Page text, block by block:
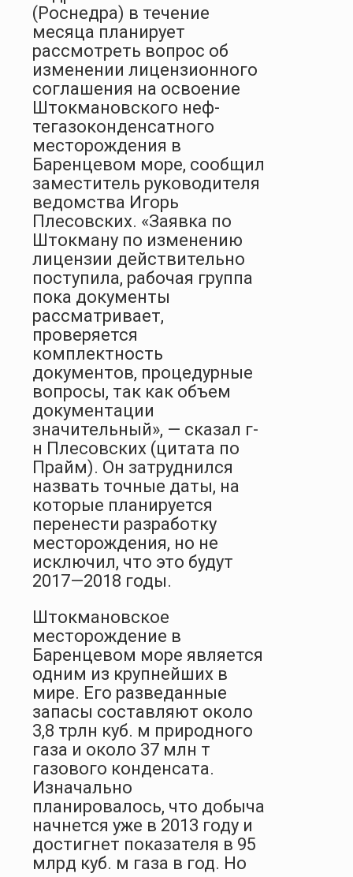
(Роснедра) в течение
месяца планирует
рассмотреть вопрос об
изменении лицензионного
соглашения на освоение
Штокмановского неф­
тегазоконденсатного
месторождения в
Баренцевом море, сообщил
заместитель руководителя
ведомства Игорь
Плесовских. «Заявка по
Штокману по изменению
лицензии действительно
поступила, рабочая группа
пока документы
рассматривает,
проверяется
комплектность
документов, процедурные
вопросы, так как объем
документации
значительный», — сказал г-
н Плесовских (цитата по
Прайм). Он затруднился
назвать точные даты, на
которые планируется
перенести разработку
месторождения, но не
исключил, что это будут
2017—2018 годы.
Штокмановское
месторождение в
Баренцевом море является
одним из крупнейших в
мире. Его разведанные
запасы составляют около
3,8 трлн куб. м природного
газа и около 37 млн т
газового конденсата.
Изначально
планировалось, что добыча
начнется уже в 2013 году и
достигнет показателя в 95
млрд куб. м газа в год. Но